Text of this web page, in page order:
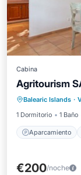
Cabina
Agritourism
Balearic Islands ·
1 Dormitorio
1 Baño
Aparcamiento
€200/noche